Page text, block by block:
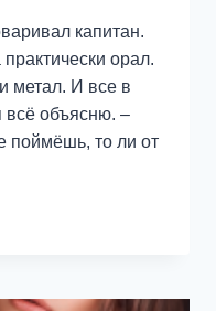
капитан.
орал.
метал. И все в
всё объясню. –
поймёшь, то ли от